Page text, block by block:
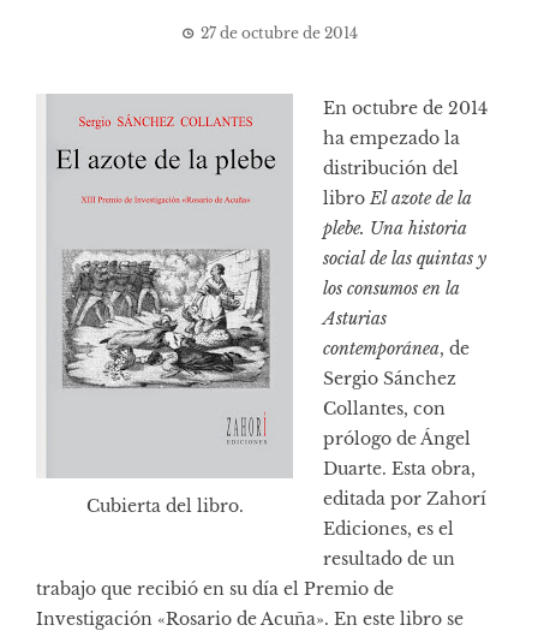
27 de octubre de 2014
Cubierta del libro.
En octubre de 2014
ha empezado la
distribución del
libroEl azote de la
plebe. Una historia
social de las quintas y
los consumos en la
Asturias
contemporánea, de
Sergio Sánchez
Collantes, con
prólogo de Ángel
Duarte. Esta obra,
editada por Zahorí
Ediciones, es el
resultado de un
trabajo que recibió en su día el Premio de
Investigación «Rosario de Acuña». En este libro se